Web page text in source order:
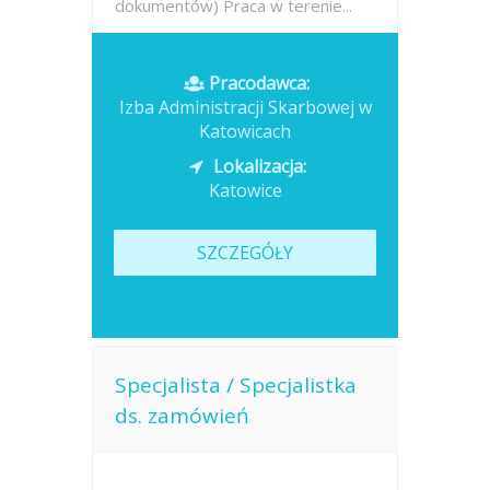
dokumentów) Praca w terenie...
Pracodawca:
Izba Administracji Skarbowej w
Katowicach
Lokalizacja:
Katowice
SZCZEGÓŁY
Specjalista / Specjalistka
ds. zamówień